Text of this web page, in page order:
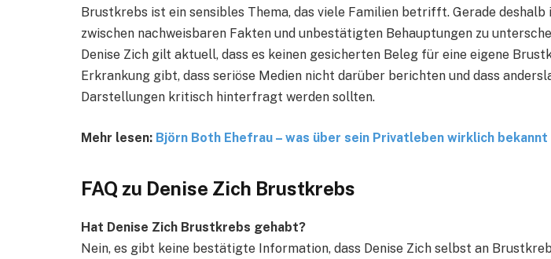
Brustkrebs ist ein sensibles Thema, das viele Familien betrifft. Gerade deshalb
zwischen nachweisbaren Fakten und unbestätigten Behauptungen zu
Denise Zich gilt aktuell, dass es keinen gesicherten Beleg für eine eigene
Erkrankung gibt, dass seriöse Medien nicht darüber berichten und dass
Darstellungen kritisch hinterfragt werden sollten.
Mehr lesen: Björn Both Ehefrau – was über sein Privatleben wirklich
FAQ zu Denise Zich Brustkrebs
Hat Denise Zich Brustkrebs gehabt?
Nein, es gibt keine bestätigte Information, dass Denise Zich selbst an